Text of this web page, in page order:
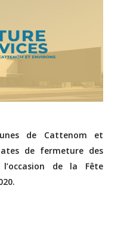
de Cattenom et
de fermeture des
de la Fête